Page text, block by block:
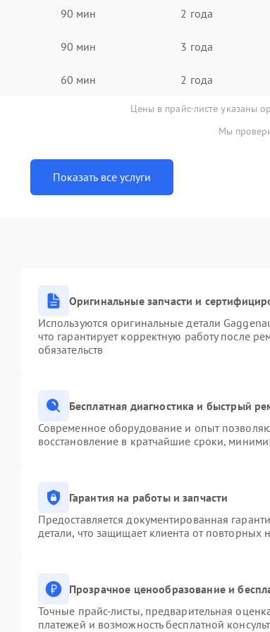
90 мин 2 года
90 мин 3 года
60 мин 2 года
Цены в прайс-листе указаны
Мы
Показать все услуги
Оригинальные запчасти и
Используются оригинальные детали
что гарантирует корректную работу после
обязательств
Бесплатная диагностика и быстрый
Современное оборудование и опыт
восстановление в кратчайшие сроки,
Гарантия на работы и запчасти
Предоставляется документированная
детали, что защищает клиента от повторных
Прозрачное ценообразование и
Точные прайс-листы, предварительная
платежей и возможность бесплатной